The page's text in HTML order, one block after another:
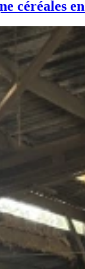
céréales